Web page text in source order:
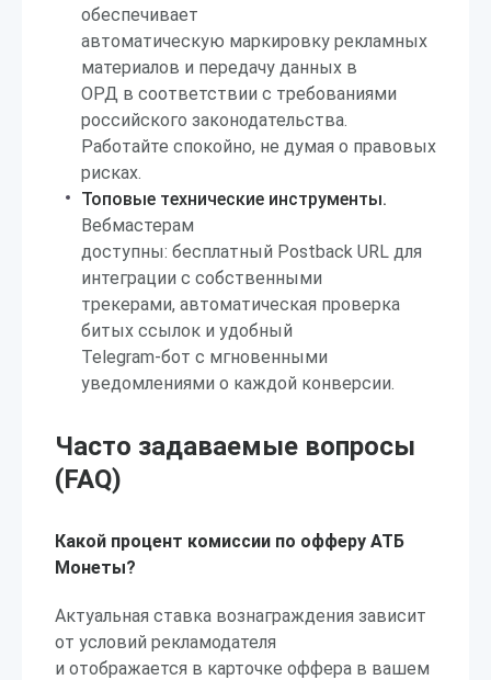
обеспечивает
автоматическую маркировку рекламных
материалов и передачу данных в
ОРД в соответствии с требованиями
российского законодательства.
Работайте спокойно, не думая о правовых
рисках.
Топовые технические инструменты.
Вебмастерам
доступны: бесплатный Postback URL для
интеграции с собственными
трекерами, автоматическая проверка
битых ссылок и удобный
Telegram-бот с мгновенными
уведомлениями о каждой конверсии.
Часто задаваемые вопросы
(FAQ)
Какой процент комиссии по офферу АТБ
Монеты?
Актуальная ставка вознаграждения зависит
от условий рекламодателя
и отображается в карточке оффера в вашем